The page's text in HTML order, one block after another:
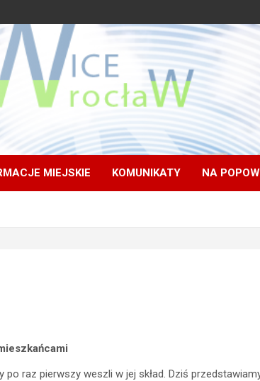
MIEJSKIE KOMUNIKATY NA
raz pierwszy weszli w jej skład. Dziś